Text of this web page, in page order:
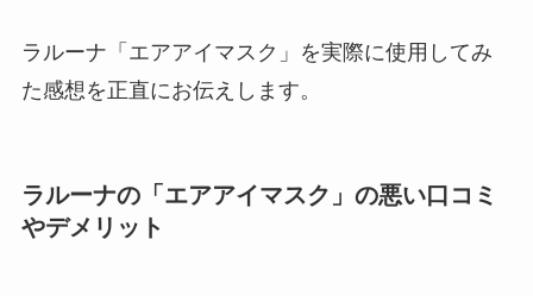
ラルーナ「エアアイマスク」を実際に使用してみ
た感想を正直にお伝えします。
ラルーナの「エアアイマスク」の悪い口コミ
やデメリット